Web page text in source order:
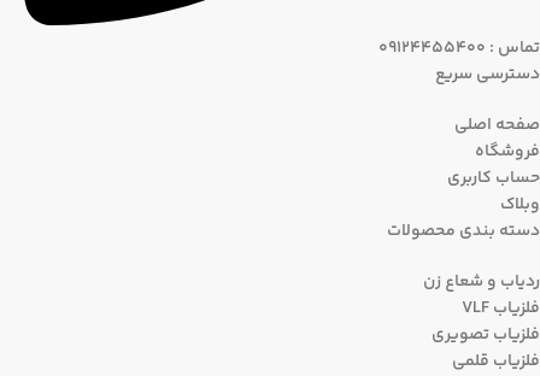
تماس : 09124455400
دسترسی سریع
صفحه اصلی
فروشگاه
حساب کاربری
وبلاک
دسته بندی محصولات
ردیاب و شعاع زن
فلزیاب VLF
فلزیاب تصویری
فلزیاب قلمی